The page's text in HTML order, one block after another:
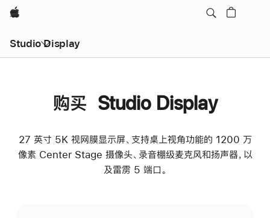
Apple
Studio Display
购买 Studio Display
27 英寸 5K 视网膜显示屏、支持桌上视角功能的 1200 万
像素 Center Stage 摄像头、录音棚级麦克风和扬声器，以
及雷雳 5 端口。